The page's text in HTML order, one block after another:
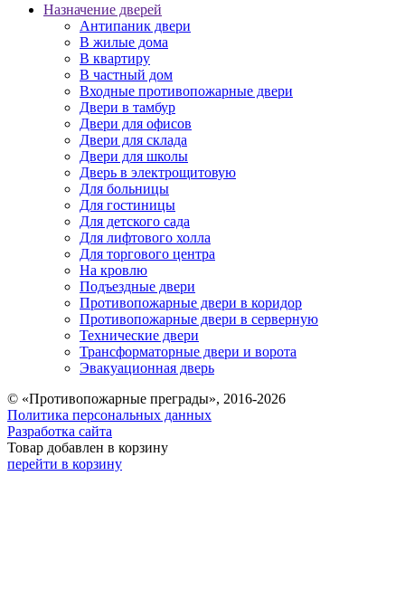
Назначение дверей
Антипаник двери
В жилые дома
В квартиру
В частный дом
Входные противопожарные двери
Двери в тамбур
Двери для офисов
Двери для склада
Двери для школы
Дверь в электрощитовую
Для больницы
Для гостиницы
Для детского сада
Для лифтового холла
Для торгового центра
На кровлю
Подъездные двери
Противопожарные двери в коридор
Противопожарные двери в серверную
Технические двери
Трансформаторные двери и ворота
Эвакуационная дверь
© «Противопожарные преграды», 2016-2026
Политика персональных данных
Разработка сайта
Товар добавлен в корзину
перейти в корзину